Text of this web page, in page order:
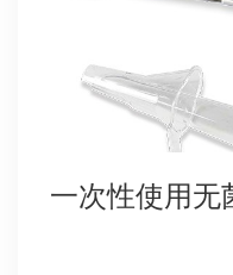
一次性使用无